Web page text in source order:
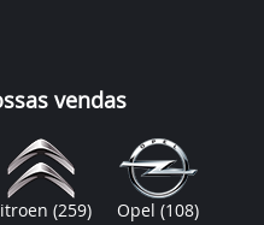
vendas
(259) Opel(108)